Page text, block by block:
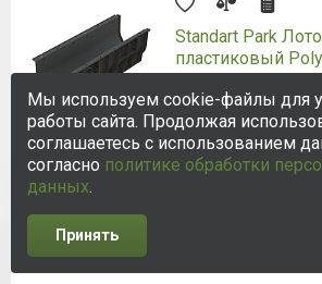
Standart Park
пластиковый
Артикул: 8740
Наличие: Уточняйте
6 187 руб. / шт.
Мы используем cookie-файлы для
работы сайта. Продолжая
соглашаетесь с использованием
согласно политике обработки
данных.
Принять